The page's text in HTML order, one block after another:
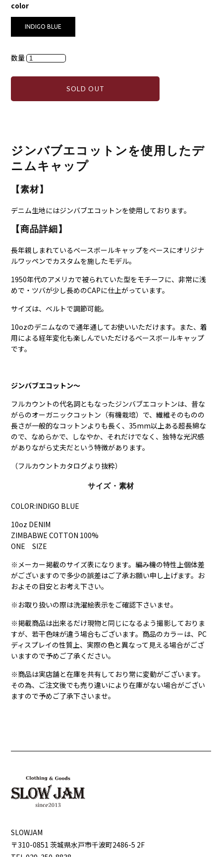
color
INDIGO BLUE
数量
SOLD OUT
ジンバブエコットンを使用したデ
ニムキャップ
【素材】
デニム生地にはジンバブエコットンを使用しております。
【商品詳細】
長年親しまれているベースボールキャップをベースにオリジナ
ルワッペンでカスタムを施したモデル。
1950年代のアメリカで被られていた型をモチーフに、非常に浅
めで・ツバが少し長めのCAPに仕上がっています。
サイズは、ベルトで調節可能。
10ozのデニムなので通年通してお使いいただけます。また、着
用による経年変化も楽しんでいただけるベースボールキャップ
です。
ジンバブエコットン～
フルカウントの代名詞ともなったジンバブエコットンは、昔な
がらのオーガニックコットン（有機栽培）で、繊維そのものの
長さが一般的なコットンよりも長く、35mm以上ある超長綿な
ので、なめらかで、しなやか、それだけでなく、独特な光沢感
がありながら丈夫だという特徴があります。
（フルカウントカタログより抜粋）
サイズ・素材
COLOR:INDIGO BLUE
10oz DENIM
ZIMBABWE COTTON 100%
ONE SIZE
※メーカー掲載のサイズ表になります。編み機の特性上個体差
がございますので多少の誤差はご了承お願い申し上げます。お
およその目安とお考え下さい。
※お取り扱いの際は洗濯絵表示をご確認下さいませ。
※掲載商品は出来るだけ現物と同じになるよう撮影しておりま
すが、若干色味が違う場合もございます。商品のカラーは、PC
ディスプレイの性質上、実際の色と異なって見える場合がござ
いますので予めご了承ください。
※商品は実店舗と在庫を共有しており常に変動がございます。
その為、ご注文後でも売り違いにより在庫がない場合がござい
ますので予めご了承下さいませ。
SLOWJAM
〒310-0851 茨城県⽔⼾市千波町2486-5 2F